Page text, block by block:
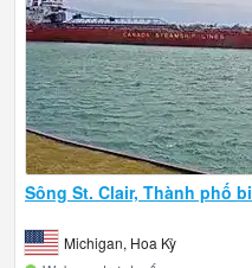
Sông St. Clair, Thành phố
Michigan, Hoa Kỳ